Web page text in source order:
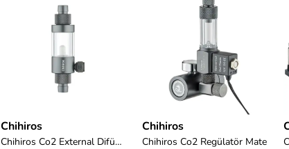
Chihiros
Chihiros Co2 External Difüzör 12-16
Chihiros
Chihiros Co2 Regülatör Mate